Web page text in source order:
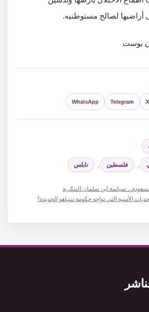
أراضيها لصالح مستوطنيه.
بوست
X
Telegram
WhatsApp
, فلسطين , نابلس
السعودي.. سياسة ابن سلمان التنكرية
الأمنية التي تواجه حكومة نتنياهو الجديدة؟